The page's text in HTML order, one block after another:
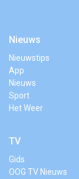
Nieuws
Nieuwstips
App
Nieuws
Sport
Het Weer
TV
Gids
OOG TV Nieuws